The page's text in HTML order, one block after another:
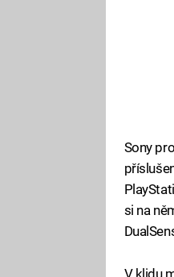
Sony
si na
V klidu